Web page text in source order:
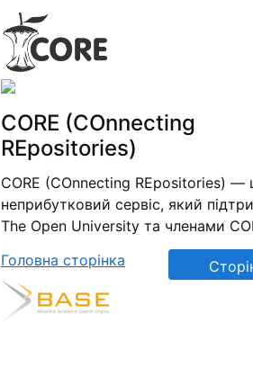
CORE (COnnecting
REpositories)
CORE (COnnecting REpositories) —
неприбутковий сервіс, який
The Open University та членами
Головна сторінка